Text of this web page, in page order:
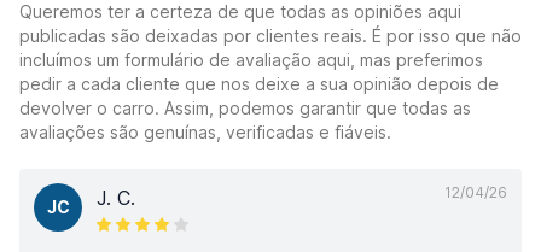
Queremos ter a certeza de que todas as opiniões aqui
publicadas são deixadas por clientes reais. É por isso que não
incluímos um formulário de avaliação aqui, mas preferimos
pedir a cada cliente que nos deixe a sua opinião depois de
devolver o carro. Assim, podemos garantir que todas as
avaliações são genuínas, verificadas e fiáveis.
12/04/26
JC J. C.